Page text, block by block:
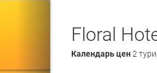
Календарь цен2